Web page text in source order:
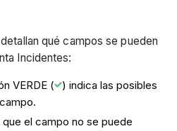
qué campos se pueden
Incidentes:
VERDE (
) indica las posibles
que el campo no se puede